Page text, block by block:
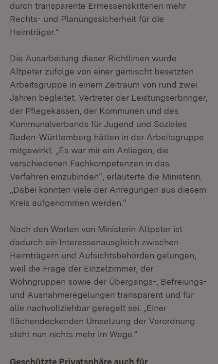
durch transparente Ermessenskriterien mehr
Rechts- und Planungssicherheit für die
Heimträger.“
Die Ausarbeitung dieser Richtlinien wurde
Altpeter zufolge von einer gemischt besetzten
Arbeitsgruppe in einem Zeitraum von rund zwei
Jahren begleitet. Vertreter der Leistungserbringer,
der Pflegekassen, der Kommunen und des
Kommunalverbands für Jugend und Soziales
Baden-Württemberg hätten in der Arbeitsgruppe
mitgewirkt. „Es war mir ein Anliegen, die
verschiedenen Fachkompetenzen in das
Verfahren einzubinden“, erläuterte die Ministerin.
„Dabei konnten viele der Anregungen aus diesem
Kreis aufgenommen werden.“
Nach den Worten von Ministerin Altpeter ist
dadurch ein Interessenausgleich zwischen
Heimträgern und Aufsichtsbehörden gelungen,
weil die Frage der Einzelzimmer, der
Wohngruppen sowie der Übergangs-, Befreiungs-
und Ausnahmeregelungen transparent und für
alle nachvollziehbar geregelt sei. „Einer
flächendeckenden Umsetzung der Verordnung
steht nun nichts mehr im Wege.“
Geschützte Privatsphäre auch für